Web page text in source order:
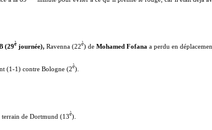
(29è journée), Ravenna (22è) de Mohamed Fofana a perdu en
(1-1) contre Bologne (2è).
de Dortmund (13è).